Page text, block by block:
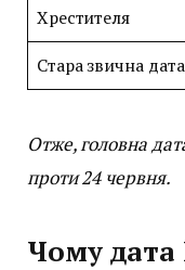
Хрестителя
Стара звична дата
Отже, головна
проти 24 червня.
Чому дата